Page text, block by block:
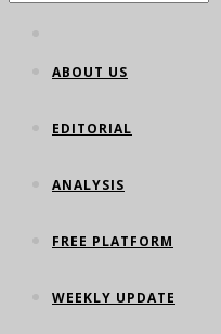
ABOUT US
EDITORIAL
ANALYSIS
FREE PLATFORM
WEEKLY UPDATE